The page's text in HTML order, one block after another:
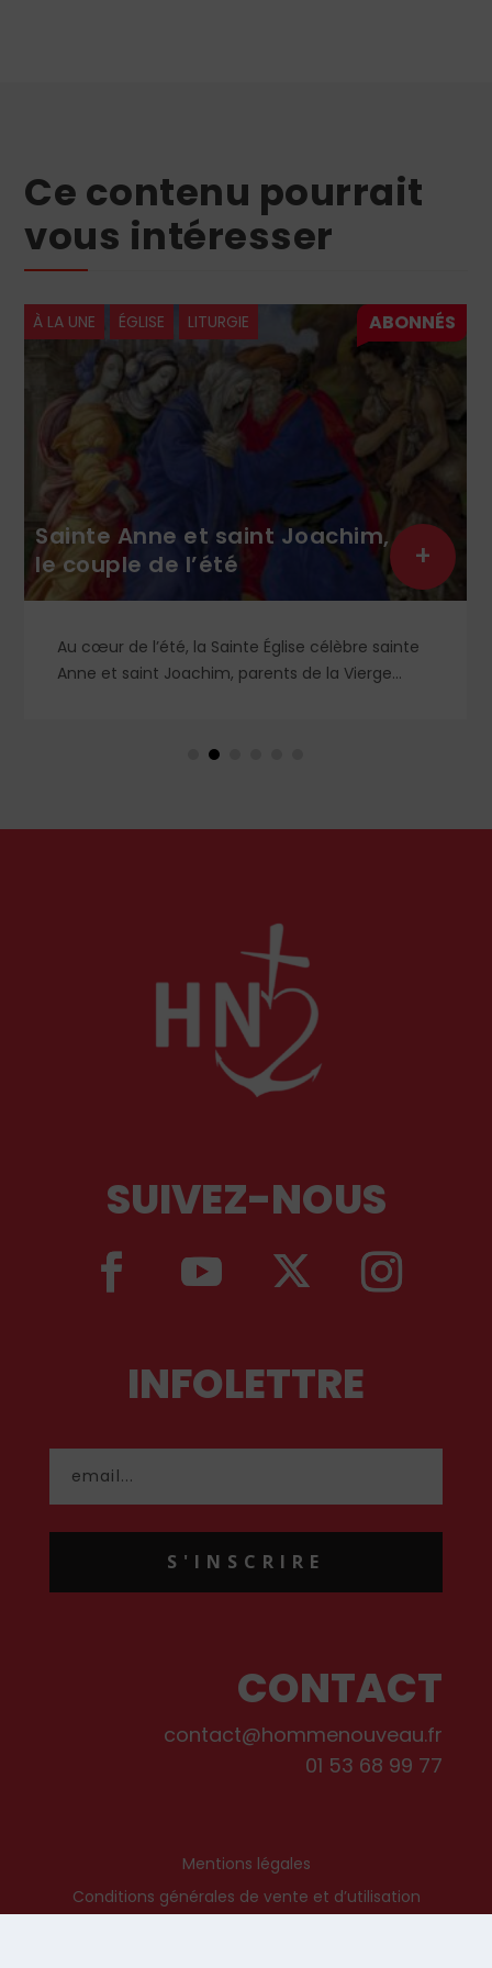
Ce contenu pourrait
vous intéresser
À LA UNE ÉGLISE LITURGIE
Sainte Anne et saint Joachim,
le couple de l’été
Au cœur de l’été, la Sainte Église célèbre sainte
Anne et saint Joachim, parents de la Vierge
en Orient qu’en Occident, célèbre par sa piété
+
SUIVEZ-NOUS
INFOLETTRE
S'INSCRIRE
CONTACT
contact@hommenouveau.fr
01 53 68 99 77
Mentions légales
Conditions générales de vente et d’utilisation